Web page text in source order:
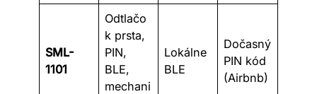
SML-
1101
Odtlačo
k prsta,
PIN,
BLE,
mechani
Lokálne
BLE
Dočasný
PIN kód
(Airbnb)